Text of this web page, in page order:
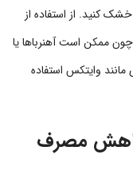
کنید. از استفاده از
ممکن است آهنرباها یا
وایتکس استفاده
کاهش مصرف